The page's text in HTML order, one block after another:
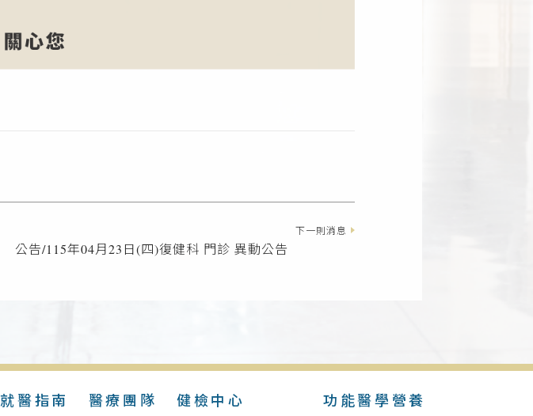
下一則消息
公告/115年04月23日(四)復健科 門診 異動公告
就醫指南 醫療團隊 健檢中心 功能醫學營養